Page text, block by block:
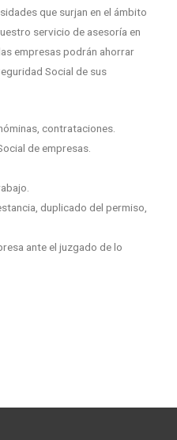
que surjan en el ámbito
servicio de asesoría en
empresas podrán ahorrar
Social de sus
contrataciones.
de empresas.
duplicado del permiso,
ante el juzgado de lo